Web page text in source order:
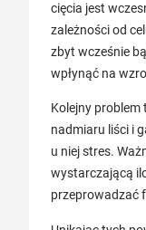
cięcia jest
zależności od
zbyt wcześnie
wpłynąć na
Kolejny
nadmiaru liści i
u niej stres.
wystarczającą
przeprowadzać